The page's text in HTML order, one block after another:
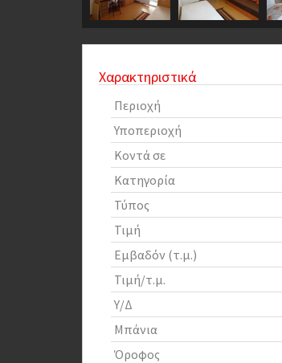
Χαρακτηριστικά
Περιοχή
Υποπεριοχή
Κοντά σε
Κατηγορία
Τύπος
Τιμή
Εμβαδόν (τ.μ.)
Τιμή/τ.μ.
Υ/Δ
Μπάνια
Όροφος